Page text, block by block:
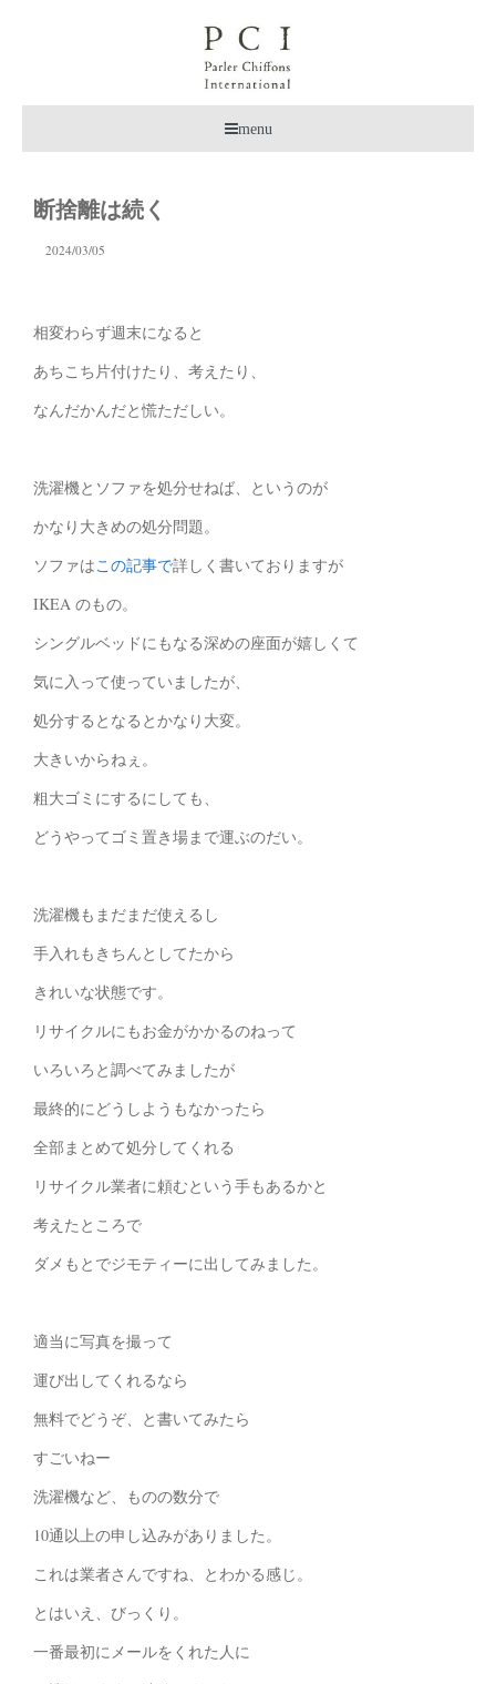
menu
断捨離は続く
2024/03/05
相変わらず週末になると
あちこち片付けたり、考えたり、
なんだかんだと慌ただしい。
洗濯機とソファを処分せねば、というのが
かなり大きめの処分問題。
ソファはこの記事で詳しく書いておりますが
IKEA のもの。
シングルベッドにもなる深めの座面が嬉しくて
気に入って使っていましたが、
処分するとなるとかなり大変。
大きいからねぇ。
粗大ゴミにするにしても、
どうやってゴミ置き場まで運ぶのだい。
洗濯機もまだまだ使えるし
手入れもきちんとしてたから
きれいな状態です。
リサイクルにもお金がかかるのねって
いろいろと調べてみましたが
最終的にどうしようもなかったら
全部まとめて処分してくれる
リサイクル業者に頼むという手もあるかと
考えたところで
ダメもとでジモティーに出してみました。
適当に写真を撮って
運び出してくれるなら
無料でどうぞ、と書いてみたら
すごいねー
洗濯機など、ものの数分で
10通以上の申し込みがありました。
これは業者さんですね、とわかる感じ。
とはいえ、びっくり。
一番最初にメールをくれた人に